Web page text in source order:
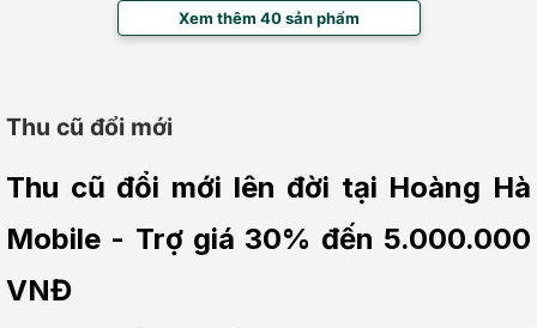
Xem thêm 40 sản phẩm
Thu cũ đổi mới
Thu cũ đổi mới lên đời tại Hoàng Hà
Mobile - Trợ giá 30% đến 5.000.000
VNĐ